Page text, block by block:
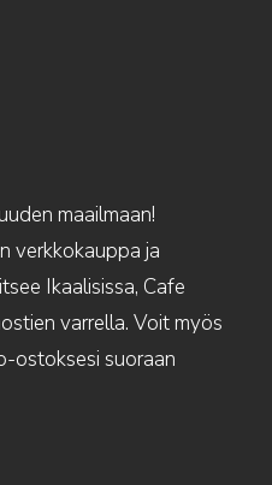
maailmaan!
verkkokauppa ja
Ikaalisissa, Cafe
varrella. Voit myös
ostoksesi suoraan